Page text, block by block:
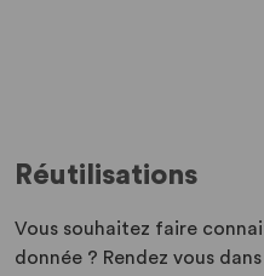
Réutilisations
Vous souhaitez faire
donnée ? Rendez vous